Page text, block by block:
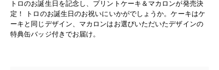
トロのお誕生日を記念し、プリントケーキ＆マカロンが発売決
定！ トロのお誕生日のお祝いにいかがでしょうか。ケーキはケ
ーキと同じデザイン、マカロンはお選びいただいたデザインの
特典缶バッジ付きでお届け。